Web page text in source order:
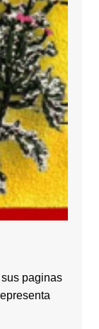
paginas